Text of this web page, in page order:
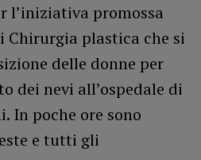
l’iniziativa promossa
Chirurgia plastica che si
delle donne per
dei nevi all’ospedale di
In poche ore sono
e tutti gli